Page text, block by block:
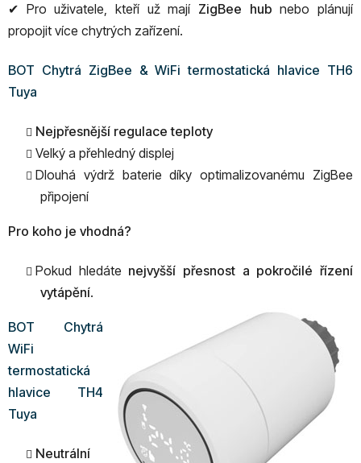
✔ Pro uživatele, kteří už mají ZigBee hub nebo plánují
propojit více chytrých zařízení.
BOT Chytrá ZigBee & WiFi termostatická hlavice TH6
Tuya
Nejpřesnější regulace teploty
Velký a přehledný displej
Dlouhá výdrž baterie díky optimalizovanému ZigBee
připojení
Pro koho je vhodná?
Pokud hledáte nejvyšší přesnost a pokročilé řízení
vytápění.
BOT Chytrá
WiFi
termostatická
hlavice TH4
Tuya
Neutrální